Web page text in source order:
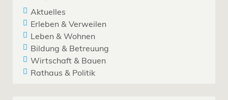
Aktuelles
Erleben & Verweilen
Leben & Wohnen
Bildung & Betreuung
Wirtschaft & Bauen
Rathaus & Politik